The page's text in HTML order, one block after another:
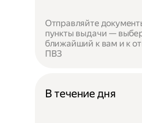
Отправляйте
пункты выдачи —
ближайший к вам и к
ПВЗ
В течение дня